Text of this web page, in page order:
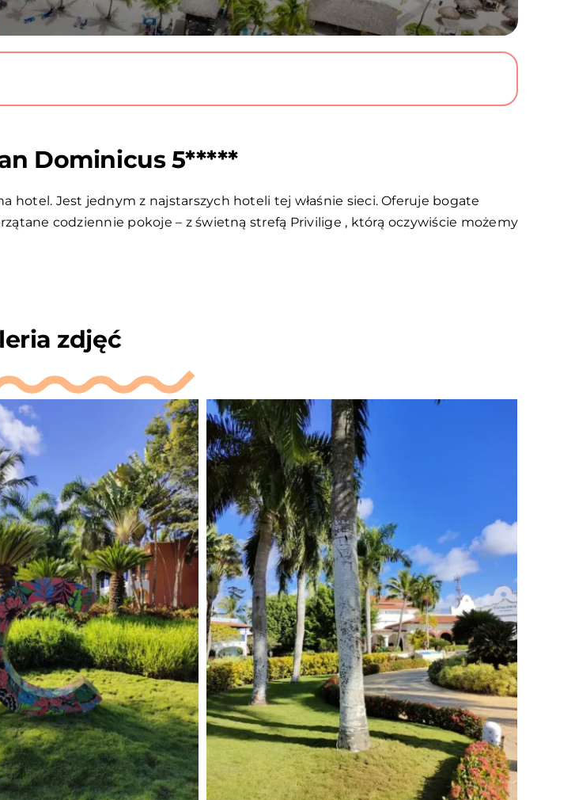
Dominicus 5*****
hotel. Jest jednym z najstarszych hoteli tej właśnie sieci. Oferuje bogate
codziennie pokoje – z świetną strefą Privilige , którą oczywiście możemy
zdjęć